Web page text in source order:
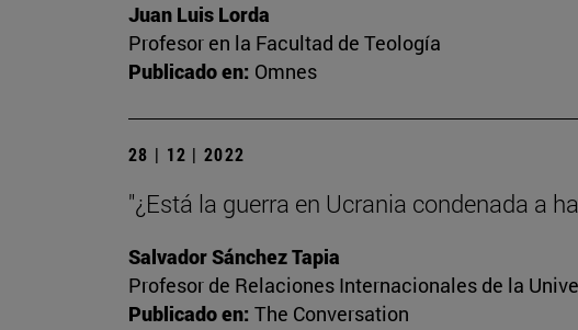
Juan Luis Lorda
Profesor en la Facultad de Teología
Publicado en: Omnes
28 | 12 | 2022
"¿Está la guerra en Ucrania condenada a
Salvador Sánchez Tapia
Profesor de Relaciones Internacionales de la
Publicado en: The Conversation